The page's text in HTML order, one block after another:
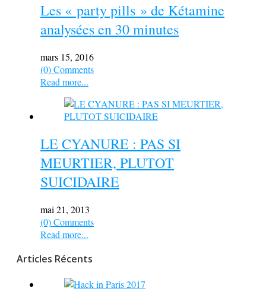
Les « party pills » de Kétamine
analysées en 30 minutes
mars 15, 2016
(0) Comments
Read more...
LE CYANURE : PAS SI
MEURTIER, PLUTOT
SUICIDAIRE
mai 21, 2013
(0) Comments
Read more...
Articles Récents